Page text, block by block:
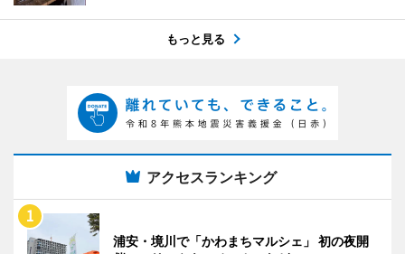
もっと見る
アクセスランキング
浦安・境川で「かわまちマルシェ」 初の夜開